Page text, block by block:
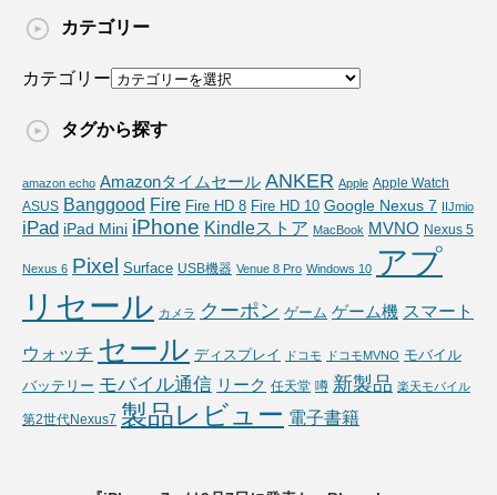
カテゴリー
カテゴリー
タグから探す
amazon echo Amazonタイムセール ANKER Apple Apple Watch
ASUS Banggood Fire Fire HD 8 Fire HD 10 Google Nexus 7 IIJmio
iPad iPad Mini iPhone Kindleストア MacBook MVNO Nexus 5
Nexus 6 Pixel Surface USB機器 Venue 8 Pro Windows 10 アプ
リセール カメラ クーポン ゲーム ゲーム機 スマート
ウォッチ セール ディスプレイ ドコモ ドコモMVNO モバイル
バッテリー モバイル通信 リーク 任天堂 噂 新製品 楽天モバイル
第2世代Nexus7 製品レビュー 電子書籍